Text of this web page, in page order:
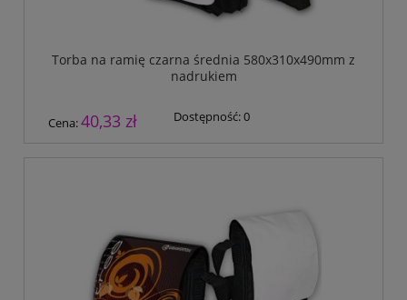
Torba na ramię czarna średnia 580x310x490mm z
nadrukiem
Cena:40,33 zł Dostępność:0